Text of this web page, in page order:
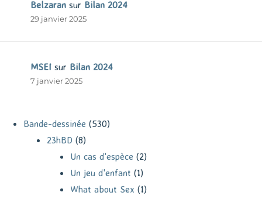
Belzaran sur Bilan 2024
29 janvier 2025
MSEI sur Bilan 2024
7 janvier 2025
Bande-dessinée (530)
23hBD (8)
Un cas d'espèce (2)
Un jeu d'enfant (1)
What about Sex (1)